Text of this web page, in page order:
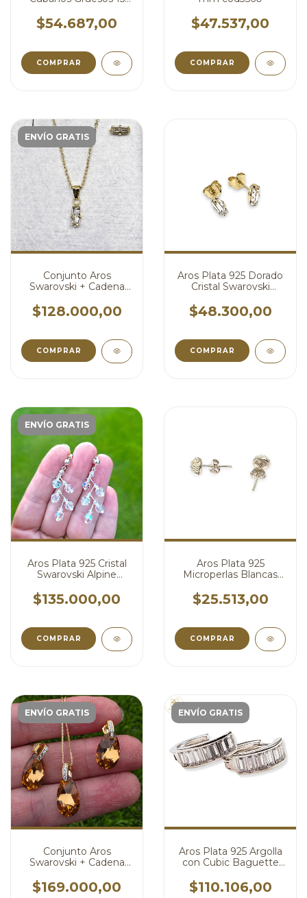
$54.687,00 $47.537,00
ENVÍO GRATIS
Conjunto Aros
Swarovski + Cadena
Blanco cod4822
$128.000,00
Aros Plata 925 Dorado
Cristal Swarovski
cod4802
$48.300,00
ENVÍO GRATIS
Aros Plata 925 Cristal
Swarovski Alpine
cod4795
$135.000,00
Aros Plata 925
Microperlas Blancas
cod4787
$25.513,00
ENVÍO GRATIS
Conjunto Aros
Swarovski + Cadena
Swarovski Ambar
cod4776
$169.000,00
ENVÍO GRATIS
Aros Plata 925 Argolla
con Cubic Baguette
$110.106,00